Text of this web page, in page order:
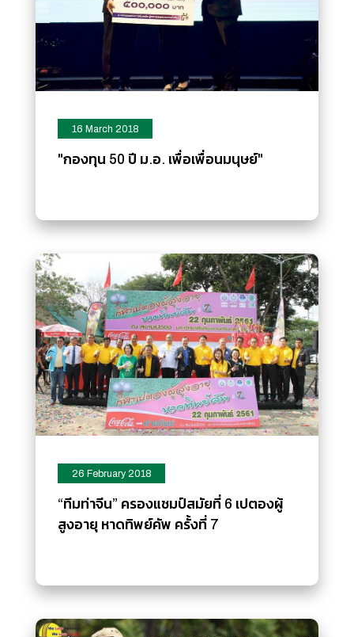
16 March 2018
"กองทุน 50 ปี ม.อ. เพื่อเพื่อนมนุษย์"
26 February 2018
“ทีมท่าจีน” ครองแชมป์สมัยที่ 6 เปตองผู้
สูงอายุ หาดทิพย์คัพ ครั้งที่ 7